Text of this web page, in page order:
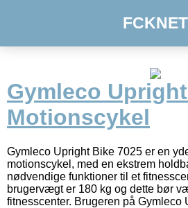
FCKNET
Gymleco
Motionscykel
Gymleco Upright Bike 7025 er en
motionscykel, med en ekstrem
nødvendige funktioner til et
brugervægt er 180 kg og dette bør
fitnesscenter. Brugeren på Gymleco